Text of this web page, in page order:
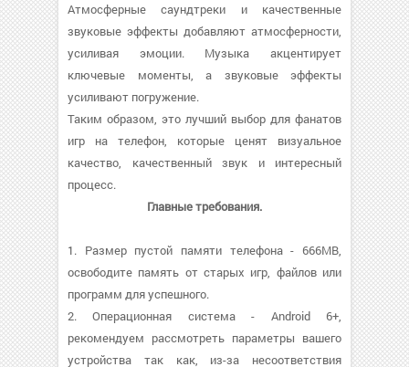
Атмосферные саундтреки и качественные
звуковые эффекты добавляют атмосферности,
усиливая эмоции. Музыка акцентирует
ключевые моменты, а звуковые эффекты
усиливают погружение.
Таким образом, это лучший выбор для фанатов
игр на телефон, которые ценят визуальное
качество, качественный звук и интересный
процесс.
Главные требования.
1. Размер пустой памяти телефона - 666MB,
освободите память от старых игр, файлов или
программ для успешного.
2. Операционная система - Android 6+,
рекомендуем рассмотреть параметры вашего
устройства так как, из-за несоответствия